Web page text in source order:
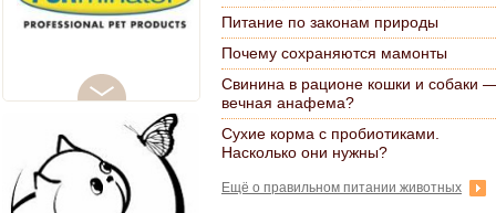
Питание по законам природы
Почему сохраняются мамонты
Свинина в рационе кошки и собаки
вечная анафема?
Сухие корма с пробиотиками.
Насколько они нужны?
Ещё о правильном питании животных